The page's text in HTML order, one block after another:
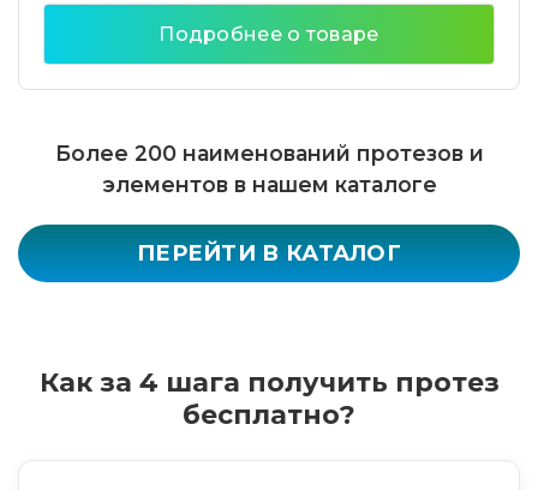
Подробнее о товаре
Более 200 наименований протезов и
элементов в нашем каталоге
ПЕРЕЙТИ В КАТАЛОГ
Как за 4 шага получить протез
бесплатно?